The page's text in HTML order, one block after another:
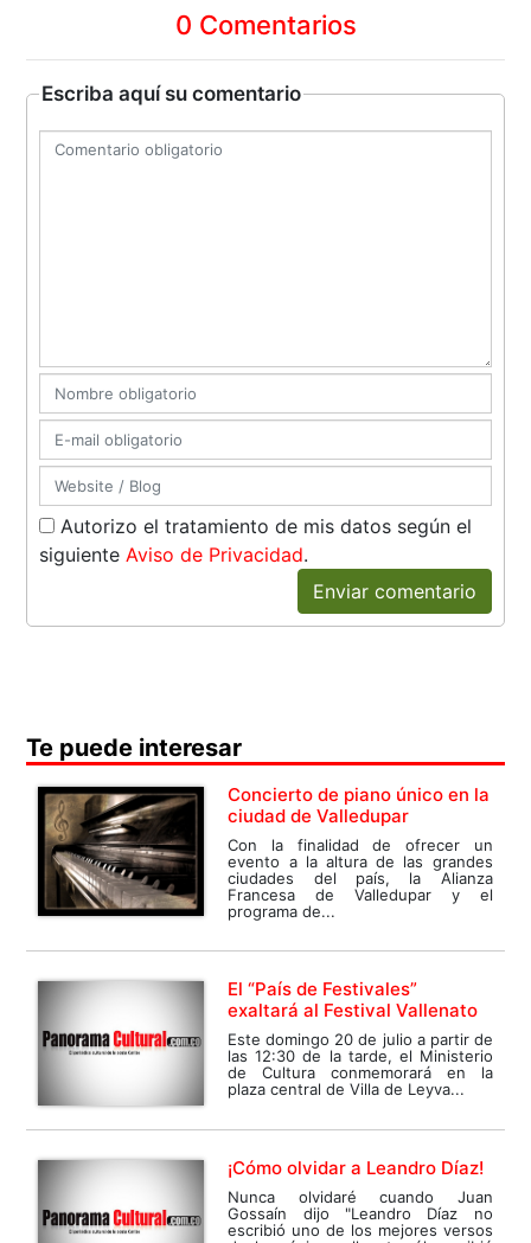
0 Comentarios
Escriba aquí su comentario
Autorizo el tratamiento de mis datos según el
siguienteAviso de Privacidad.
Enviar comentario
Te puede interesar
Concierto de piano único en la
ciudad de Valledupar
Con la finalidad de ofrecer un
evento a la altura de las grandes
ciudades del país, la Alianza
Francesa de Valledupar y el
programa de...
El “País de Festivales”
exaltará al Festival Vallenato
Este domingo 20 de julio a partir de
las 12:30 de la tarde, el Ministerio
de Cultura conmemorará en la
plaza central de Villa de Leyva...
¡Cómo olvidar a Leandro Díaz!
Nunca olvidaré cuando Juan
Gossaín dijo "Leandro Díaz no
escribió uno de los mejores versos